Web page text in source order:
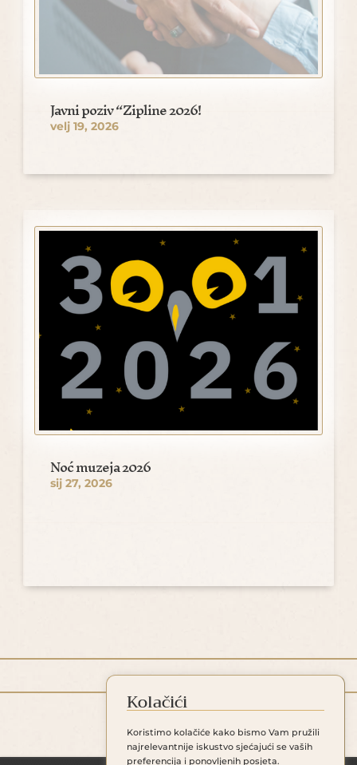
Javni poziv “Zipline 2026!
velj 19, 2026
Noć muzeja 2026
sij 27, 2026
Kolačići
Koristimo kolačiće kako bismo Vam pružili
najrelevantnije iskustvo sjećajući se vaših
preferencija i ponovljenih posjeta.